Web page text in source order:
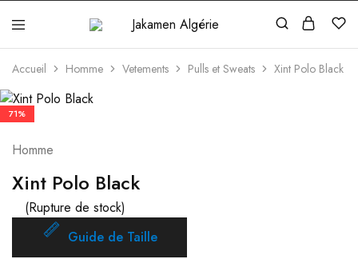
Jakamen
Algérie
Accueil Homme Vetements Pulls et Sweats Xint Polo Black
71%
Homme
Xint Polo Black
(Rupture de stock)
Guide de Taille